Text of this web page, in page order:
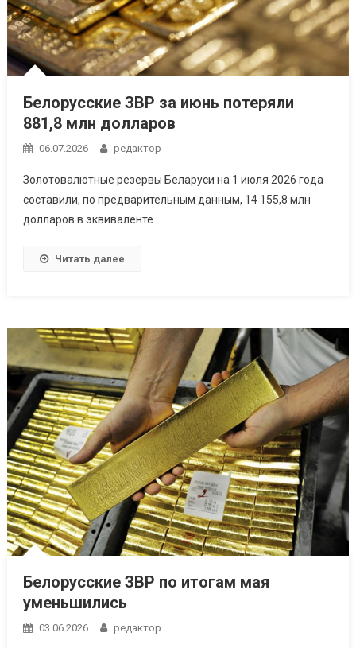
Белорусские ЗВР за июнь потеряли
881,8 млн долларов
06.07.2026 редактор
Золотовалютные резервы Беларуси на 1 июля 2026 года
составили, по предварительным данным, 14 155,8 млн
долларов в эквиваленте.
Читать далее
Белорусские ЗВР по итогам мая
уменьшились
03.06.2026 редактор